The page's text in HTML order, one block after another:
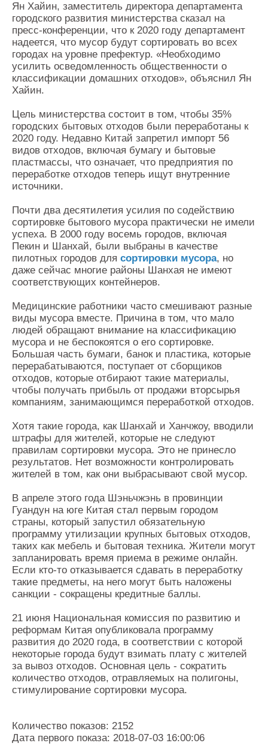
Ян Хайин, заместитель директора департамента
городского развития министерства сказал на
пресс-конференции, что к 2020 году департамент
надеется, что мусор будут сортировать во всех
городах на уровне префектур. «Необходимо
усилить осведомленность общественности о
классификации домашних отходов», объяснил Ян
Хайин.
Цель министерства состоит в том, чтобы 35%
городских бытовых отходов были переработаны к
2020 году. Недавно Китай запретил импорт 56
видов отходов, включая бумагу и бытовые
пластмассы, что означает, что предприятия по
переработке отходов теперь ищут внутренние
источники.
Почти два десятилетия усилия по содействию
сортировке бытового мусора практически не имели
успеха. В 2000 году восемь городов, включая
Пекин и Шанхай, были выбраны в качестве
пилотных городов для сортировки мусора, но
даже сейчас многие районы Шанхая не имеют
соответствующих контейнеров.
Медицинские работники часто смешивают разные
виды мусора вместе. Причина в том, что мало
людей обращают внимание на классификацию
мусора и не беспокоятся о его сортировке.
Большая часть бумаги, банок и пластика, которые
перерабатываются, поступает от сборщиков
отходов, которые отбирают такие материалы,
чтобы получать прибыль от продажи вторсырья
компаниям, занимающимся переработкой отходов.
Хотя такие города, как Шанхай и Ханчжоу, вводили
штрафы для жителей, которые не следуют
правилам сортировки мусора. Это не принесло
результатов. Нет возможности контролировать
жителей в том, как они выбрасывают свой мусор.
В апреле этого года Шэньчжэнь в провинции
Гуандун на юге Китая стал первым городом
страны, который запустил обязательную
программу утилизации крупных бытовых отходов,
таких как мебель и бытовая техника. Жители могут
запланировать время приема в режиме онлайн.
Если кто-то отказывается сдавать в переработку
такие предметы, на него могут быть наложены
санкции - сокращены кредитные баллы.
21 июня Национальная комиссия по развитию и
реформам Китая опубликовала программу
развития до 2020 года, в соответствии с которой
некоторые города будут взимать плату с жителей
за вывоз отходов. Основная цель - сократить
количество отходов, отравляемых на полигоны,
стимулирование сортировки мусора.
Количество показов: 2152
Дата первого показа: 2018-07-03 16:00:06